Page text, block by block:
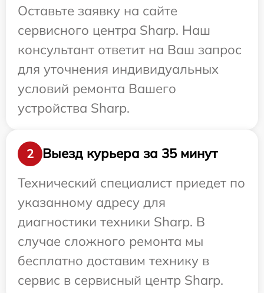
Оставьте заявку на сайте
сервисного центра Sharp. Наш
консультант ответит на Ваш запрос
для уточнения индивидуальных
условий ремонта Вашего
устройства Sharp.
2
Выезд курьера за 35 минут
Технический специалист приедет по
указанному адресу для
диагностики техники Sharp. В
случае сложного ремонта мы
бесплатно доставим технику в
сервис в сервисный центр Sharp.